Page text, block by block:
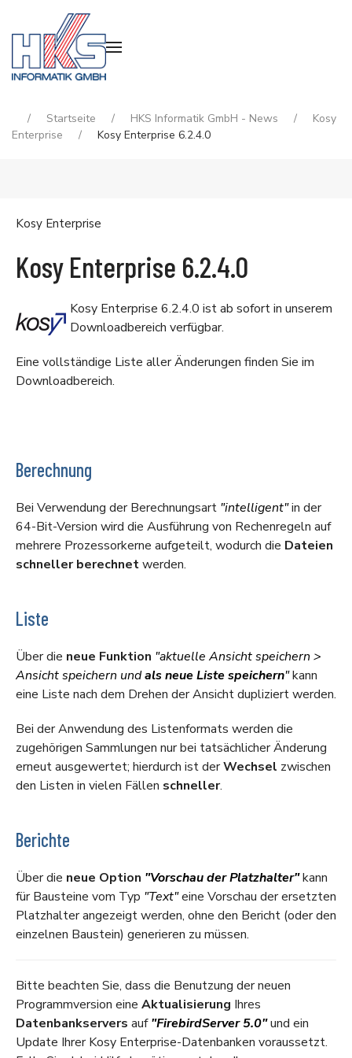
Startseite HKS Informatik GmbH - News
Kosy
Enterprise
Kosy Enterprise 6.2.4.0
Kosy Enterprise
Kosy Enterprise 6.2.4.0
Kosy Enterprise 6.2.4.0 ist ab sofort in unserem
Downloadbereich verfügbar.
Eine vollständige Liste aller Änderungen finden Sie im
Downloadbereich.
Berechnung
Bei Verwendung der Berechnungsart "intelligent"in der
64-Bit-Version wird die Ausführung von Rechenregeln auf
mehrere Prozessorkerne aufgeteilt, wodurch die Dateien
schneller berechnetwerden.
Liste
Über die neue Funktion "aktuelle Ansicht speichern >
Ansicht speichern undals neue Liste speichern"kann
eine Liste nach dem Drehen der Ansicht dupliziert werden.
Bei der Anwendung des Listenformats werden die
zugehörigen Sammlungen nur bei tatsächlicher Änderung
erneut ausgewertet; hierdurch ist derWechsel zwischen
den Listen in vielen Fällen schneller.
Berichte
Über die neue Option "Vorschau der Platzhalter"kann
für Bausteine vom Typ "Text"eine Vorschau der ersetzten
Platzhalter angezeigt werden, ohne den Bericht (oder den
einzelnen Baustein) generieren zu müssen.
Bitte beachten Sie, dass die Benutzung der neuen
Programmversion eine Aktualisierung Ihres
Datenbankservers auf"FirebirdServer 5.0"und ein
Update Ihrer Kosy Enterprise-Datenbanken voraussetzt.